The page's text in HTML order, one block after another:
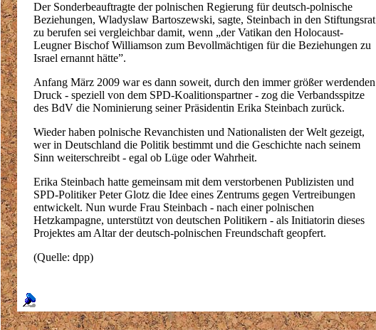
Der Sonderbeauftragte der polnischen Regierung für deutsch-polnische
Beziehungen, Wladyslaw Bartoszewski, sagte, Steinbach in den Stiftungsrat
zu berufen sei vergleichbar damit, wenn „der Vatikan den Holocaust-
Leugner Bischof Williamson zum Bevollmächtigen für die Beziehungen zu
Israel ernannt hätte”.
Anfang März 2009 war es dann soweit, durch den immer größer werdenden
Druck - speziell von dem SPD-Koalitionspartner - zog die Verbandsspitze
des BdV die Nominierung seiner Präsidentin Erika Steinbach zurück.
Wieder haben polnische Revanchisten und Nationalisten der Welt gezeigt,
wer in Deutschland die Politik bestimmt und die Geschichte nach seinem
Sinn weiterschreibt - egal ob Lüge oder Wahrheit.
Erika Steinbach hatte gemeinsam mit dem verstorbenen Publizisten und
SPD-Politiker Peter Glotz die Idee eines Zentrums gegen Vertreibungen
entwickelt. Nun wurde Frau Steinbach - nach einer polnischen
Hetzkampagne, unterstützt von deutschen Politikern - als Initiatorin dieses
Projektes am Altar der deutsch-polnischen Freundschaft geopfert.
(Quelle: dpp)